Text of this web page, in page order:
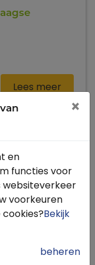
Lees meer
×
en
functies voor
websiteverkeer
voorkeuren
Bekijk
beheren